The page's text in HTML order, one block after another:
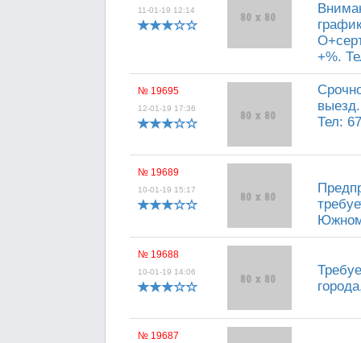
11-01-19 12:14
+%.
№ 19695
12-01-19 17:36
Тел:
№ 19689
10-01-19 15:17
№ 19688
10-01-19 14:06
№ 19687